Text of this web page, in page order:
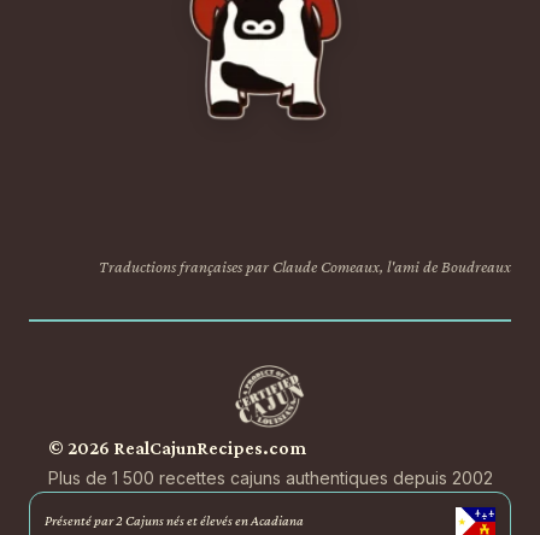
Traductions françaises par Claude Comeaux, l'ami de Boudreaux
© 2026 RealCajunRecipes.com
Plus de 1 500 recettes cajuns authentiques depuis 2002
Présenté par 2 Cajuns nés et élevés en Acadiana